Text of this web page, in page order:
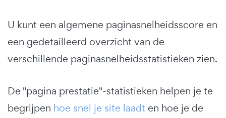
U kunt een algemene paginasnelheidsscore en
een gedetailleerd overzicht van de
verschillende paginasnelheidsstatistieken zien.
De "pagina prestatie"-statistieken helpen je te
begrijpen hoe snel je site laadt en hoe je de